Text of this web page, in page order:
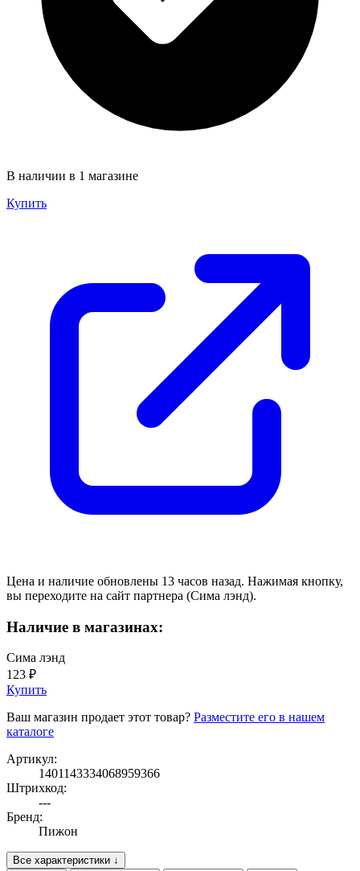
В наличии в 1 магазине
Купить
Цена и наличие обновлены 13 часов назад. Нажимая кнопку,
вы переходите на сайт партнера (Сима лэнд).
Наличие в магазинах:
Сима лэнд
123 ₽
Купить
Ваш магазин продает этот товар? Разместите его в нашем
каталоге
Артикул:
1401143334068959366
Штрихкод:
---
Бренд:
Пижон
Все характеристики ↓